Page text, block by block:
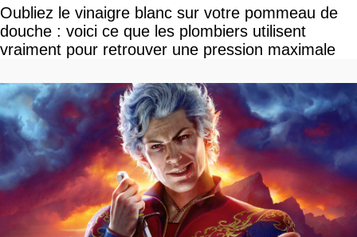
Oubliez le vinaigre blanc sur votre pommeau de
douche : voici ce que les plombiers utilisent
vraiment pour retrouver une pression maximale